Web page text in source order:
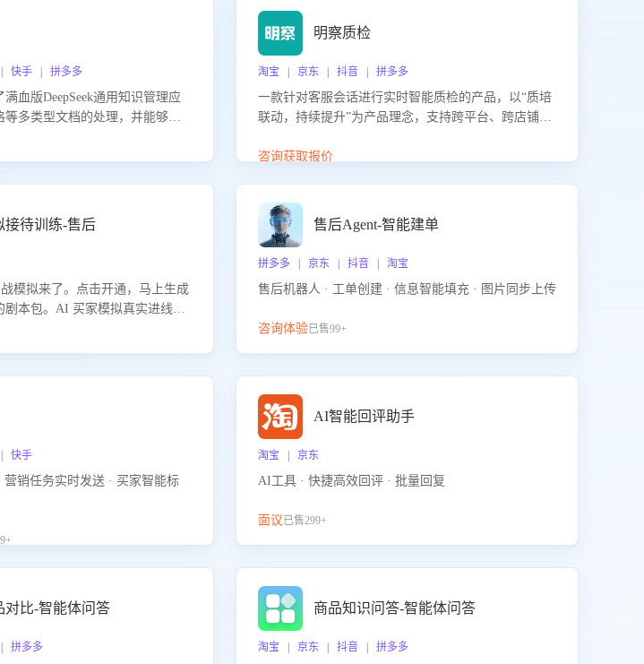
快手 | 拼多多
血版DeepSeek通用知识管理应
等多类型文档的处理，并能够基
，帮助用户高效管理和利用知
明察质检
淘宝 | 京东 | 抖音 | 拼多多
一款针对客服会话进行实时智能质检的产品，以“质培
联动，持续提升”为产品理念，支持跨平台、跨店铺的
联动，持续提升客服团队的销服能力。
咨询获取报价
接待训练-售后
模拟来了。点击开通，马上生成
剧本包。AI 买家模拟真实进线咨
要点，轻松提升服务能力。
售后Agent-智能建单
拼多多 | 京东 | 抖音 | 淘宝
售后机器人 · 工单创建 · 信息智能填充 · 图片同步上传
咨询体验已售99+
快手
营销任务实时发送 · 买家智能标
AI智能回评助手
淘宝 | 京东
AI工具 · 快捷高效回评 · 批量回复
面议已售299+
对比-智能体问答
拼多多
商品知识问答-智能体问答
淘宝 | 京东 | 抖音 | 拼多多